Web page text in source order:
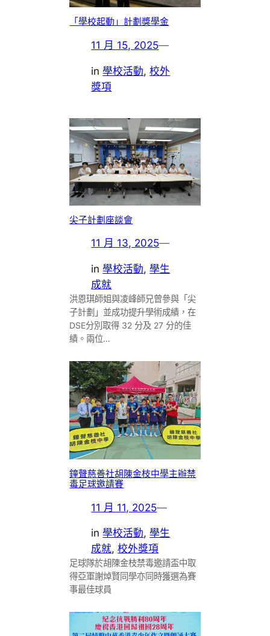
「學校起動」計劃獎學金
11 月 15, 2025—
in學校活動, 校外
獎項
尖子計劃座談會
11 月 13, 2025—
in學校活動, 學生
成就
洪恩琪師姐與凌峰師兄曾參與「尖
子計劃」並成功提升學術成績，在
DSE分別取得 32 分及 27 分的佳
績。兩位…
鐘聲慈善社胡陳金枝中學主辦禁
毒足球邀請賽
11 月 11, 2025—
in學校活動, 學生
成就, 校外獎項
足球隊於胡陳金枝禁毒邀請盃中取
得亞軍謝焯賢同學亦同時獲選為賽
事最佳球員